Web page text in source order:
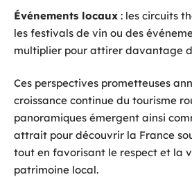
Événements locaux : les circuits
les festivals de vin ou des
multiplier pour attirer davantage
Ces perspectives prometteuses
croissance continue du tourisme
panoramiques émergent ainsi
attrait pour découvrir la France
tout en favorisant le respect et la
patrimoine local.